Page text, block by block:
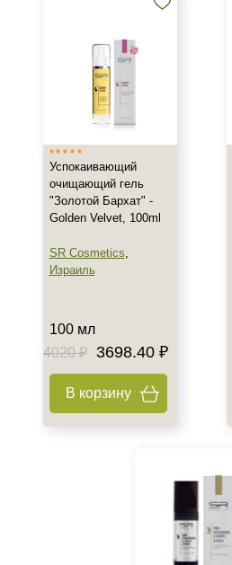
Все типы кожи
Показать еще
Возраст
Любой возраст
Любой возраст (от 18 лет)
После 20
Действие
Матирование
Моделирование
Успокаивающий
очищающий гель
"Золотой Бархат" -
Golden Velvet, 100ml
SR Cosmetics,
Израиль
100 мл
4020 ₽
3698.40 ₽
В корзину